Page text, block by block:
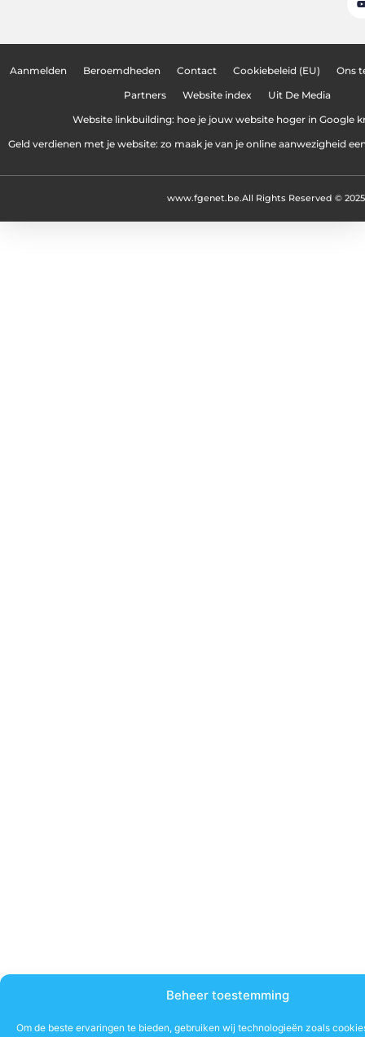
Beheer toestemming
Om de beste ervaringen te bieden, gebruiken wij technologieën zoals
Aanmelden Beroemdheden Contact Cookiebeleid (EU) Ons
Partners Website index Uit De Media
Website linkbuilding: hoe je jouw website hoger in Google
Geld verdienen met je website: zo maak je van je online aanwezigheid
All Rights Reserved © 2025
www.fgenet.be.